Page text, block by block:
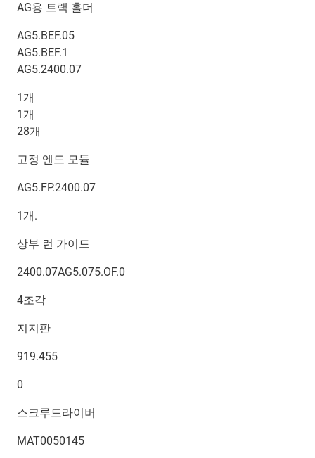
AG용 트랙 홀더
AG5.BEF.05
AG5.BEF.1
AG5.2400.07
1개
1개
28개
고정 엔드 모듈
AG5.FP.2400.07
1개.
상부 런 가이드
2400.07AG5.075.OF.0
4조각
지지판
919.455
0
스크루드라이버
MAT0050145